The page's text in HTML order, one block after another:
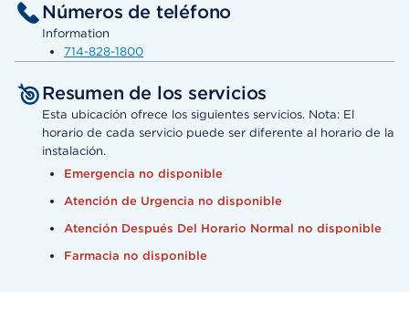
Números de teléfono
Information
714-828-1800
Resumen de los servicios
Esta ubicación ofrece los siguientes servicios. Nota: El
horario de cada servicio puede ser diferente al horario de la
instalación.
Emergencia no disponible
Atención de Urgencia no disponible
Atención Después Del Horario Normal no disponible
Farmacia no disponible